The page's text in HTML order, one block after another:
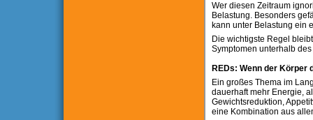
Wer diesen Zeitraum
Belastung. Besonders
kann unter Belastung ein
Die wichtigste Regel
Symptomen unterhalb
REDs: Wenn der Körper
Ein großes Thema im
dauerhaft mehr Energie,
Gewichtsreduktion,
eine Kombination aus